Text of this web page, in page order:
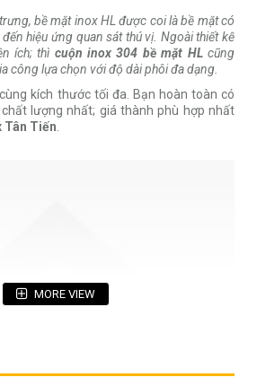
bề mặt inox HL được coi là bề mặt có
hiệu ứng quan sát thú vị. Ngoài thiết kế
ích; thì cuộn inox 304 bề mặt HLcũng
công lựa chọn với độ dài phôi đa dạng.
kích thước tối đa. Bạn hoàn toàn có
lượng nhất; giá thành phù hợp nhất
Tân Tiến.
MORE VIEW